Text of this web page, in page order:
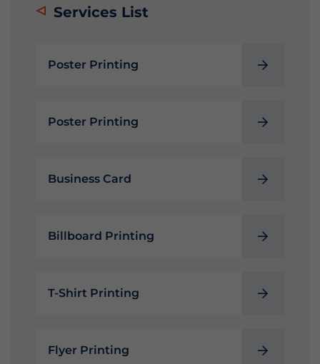
Services List
Poster Printing
Poster Printing
Business Card
Billboard Printing
T-Shirt Printing
Flyer Printing